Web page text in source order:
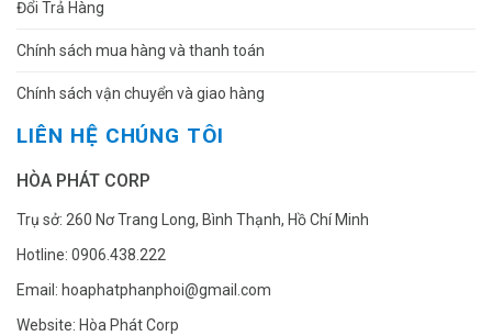
Đổi Trả Hàng
Chính sách mua hàng và thanh toán
Chính sách vận chuyển và giao hàng
LIÊN HỆ CHÚNG TÔI
HÒA PHÁT CORP
Trụ sở: 260 Nơ Trang Long, Bình Thạnh, Hồ Chí Minh
Hotline: 0906.438.222
Email: hoaphatphanphoi@gmail.com
Website: Hòa Phát Corp